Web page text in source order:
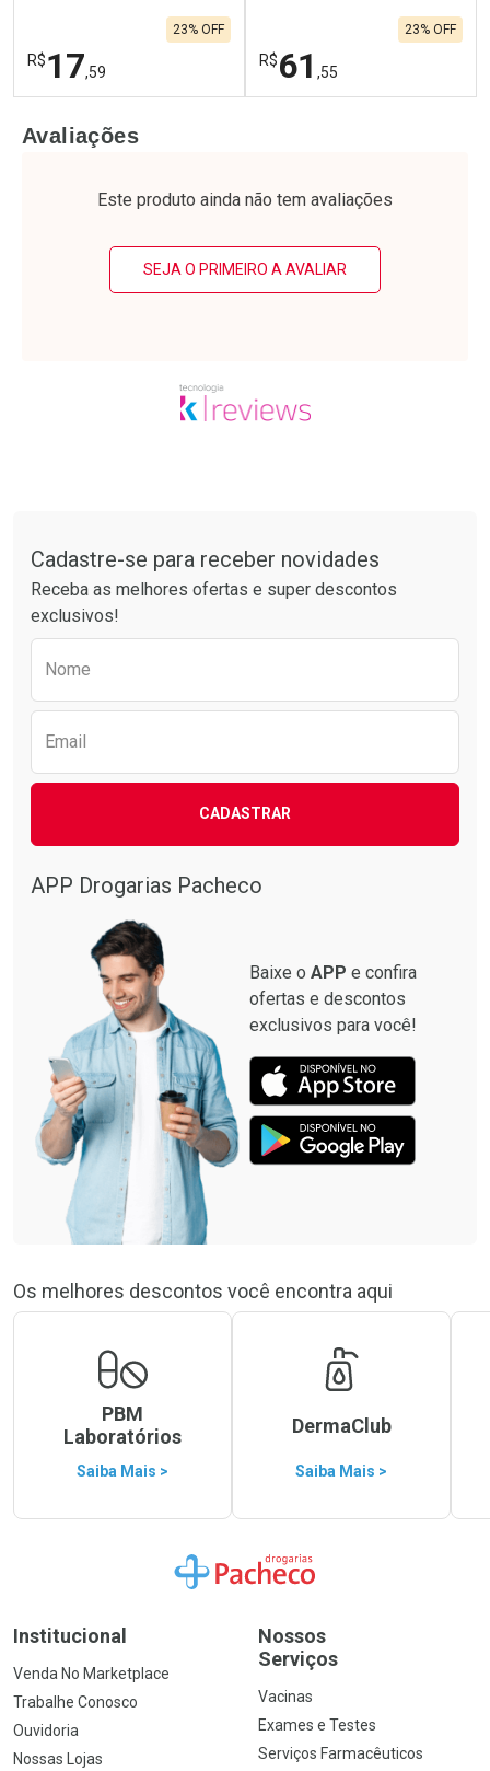
R$17,59
23% OFF
Laboratório
Por R$ 17,59/cada
Por Menos
R$61 ,55
23% OFF
Laboratório
Por R$ 61,55/cada
Por Menos
Avaliações
Este produto ainda não tem avaliações
SEJA O PRIMEIRO A AVALIAR
Cadastre-se para receber novidades
Receba as melhores ofertas e super descontos
exclusivos!
Nome
Email
CADASTRAR
APP Drogarias Pacheco
Baixe o APP e confira
ofertas e descontos
exclusivos para você!
Os melhores descontos você encontra aqui
PBM
Laboratórios
Saiba Mais >
DermaClub
Saiba Mais >
Ir para a Home
Institucional
Venda No Marketplace
Trabalhe Conosco
Ouvidoria
Nossas Lojas
Nossos
Serviços
Vacinas
Exames e Testes
Serviços Farmacêuticos